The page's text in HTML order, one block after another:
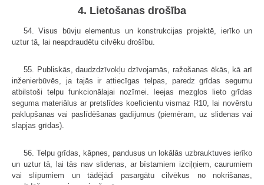
4. Lietošanas drošība
54. Visus būvju elementus un konstrukcijas projektē, ierīko un
uztur tā, lai neapdraudētu cilvēku drošību.
55. Publiskās, daudzdzīvokļu dzīvojamās, ražošanas ēkās, kā arī
inženierbūvēs, ja tajās ir attiecīgas telpas, paredz grīdas segumu
atbilstoši telpu funkcionālajai nozīmei. Ieejas mezglos lieto grīdas
seguma materiālus ar pretslīdes koeficientu vismaz R10, lai novērstu
paklupšanas vai paslīdēšanas gadījumus (piemēram, uz slidenas vai
slapjas grīdas).
56. Telpu grīdas, kāpnes, pandusus un lokālās uzbrauktuves ierīko
un uztur tā, lai tās nav slidenas, ar bīstamiem izciļņiem, caurumiem
vai slīpumiem un tādējādi pasargātu cilvēkus no nokrišanas,